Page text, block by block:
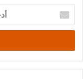
أدخل
بريدك
الإلكتروني